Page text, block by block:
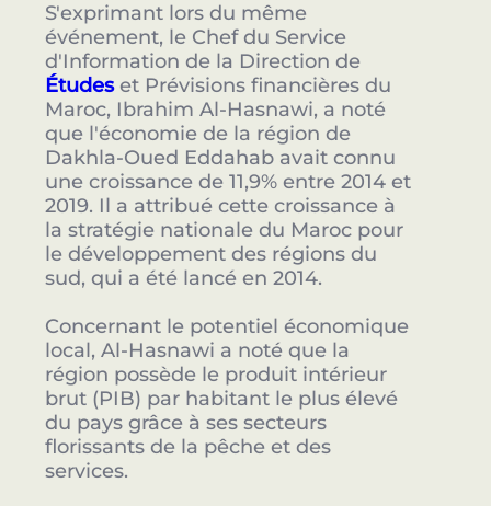
S'exprimant lors du même
événement, le Chef du Service
d'Information de la Direction de
Étudeset Prévisions financières du
Maroc, Ibrahim Al-Hasnawi, a noté
que l'économie de la région de
Dakhla-Oued Eddahab avait connu
une croissance de 11,9% entre 2014 et
2019. Il a attribué cette croissance à
la stratégie nationale du Maroc pour
le développement des régions du
sud, qui a été lancé en 2014.
Concernant le potentiel économique
local, Al-Hasnawi a noté que la
région possède le produit intérieur
brut (PIB) par habitant le plus élevé
du pays grâce à ses secteurs
florissants de la pêche et des
services.